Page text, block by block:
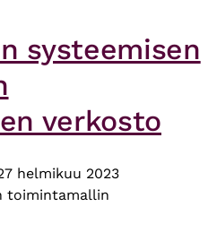
systeemisen
verkosto
helmikuu 2023
toimintamallin